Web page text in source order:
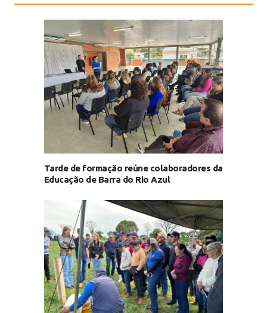
Tarde de formação reúne colaboradores da
Educação de Barra do Rio Azul